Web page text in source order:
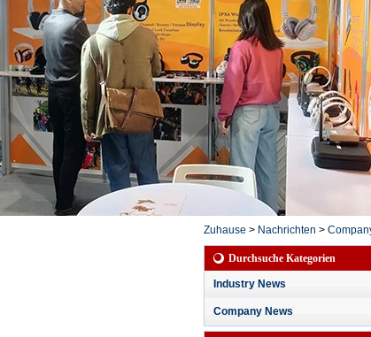
Zuhause > Nachrichten >
Durchsuche Kategorien
Industry News
Company News
Wasserdichter, leise
r Party-Kopfhörer
t 3 Kanälen für regn
t LED-Anzeige für K
anal und